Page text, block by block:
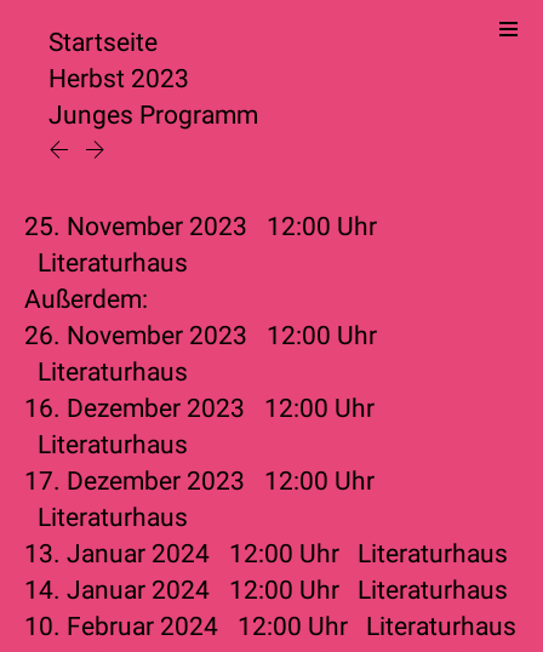
Startseite
Herbst 2023
Junges Programm
25. November 2023 12:00 Uhr
Literaturhaus
Außerdem:
26. November 2023
12:00 Uhr
Literaturhaus
16. Dezember 2023
12:00 Uhr
Literaturhaus
17. Dezember 2023
12:00 Uhr
Literaturhaus
13. Januar 2024
12:00 Uhr
Literaturhaus
14. Januar 2024
12:00 Uhr
Literaturhaus
10. Februar 2024
12:00 Uhr
Literaturhaus